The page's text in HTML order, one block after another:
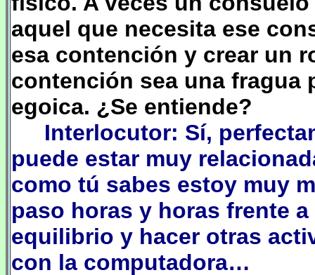
aquel que necesita ese
esa contención y crear un
contención sea una fragua
egoica. ¿Se entiende?
Interlocutor: Sí,
puede estar muy
como tú sabes estoy muy
paso horas y horas frente
equilibrio y hacer otras
con la computadora…